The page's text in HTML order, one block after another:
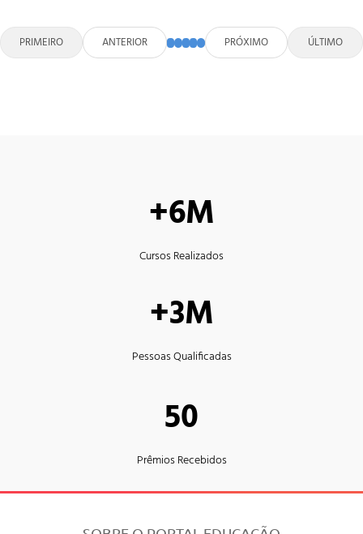
PRIMEIRO ANTERIOR PRÓXIMO ÚLTIMO
+6M
Cursos Realizados
+3M
Pessoas Qualificadas
50
Prêmios Recebidos